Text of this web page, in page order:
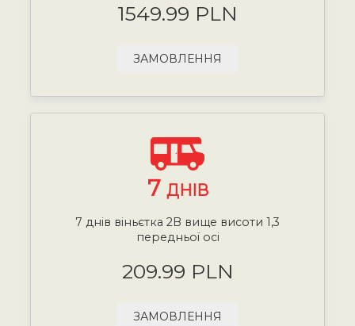
1549.99 PLN
ЗАМОВЛЕННЯ
7 ДНІВ
7 днів віньєтка 2B вище висоти 1,3
передньої осі
209.99 PLN
ЗАМОВЛЕННЯ